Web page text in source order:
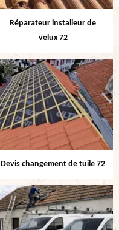
Réparateur installeur de
velux 72
Devis changement de tuile 72